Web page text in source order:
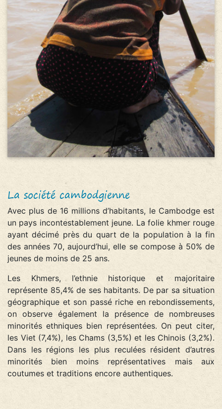
La société cambodgienne
Avec plus de 16 millions d’habitants, le Cambodge est
un pays incontestablement jeune. La folie khmer rouge
ayant décimé près du quart de la population à la fin
des années 70, aujourd’hui, elle se compose à 50% de
jeunes de moins de 25 ans.
Les Khmers, l’ethnie historique et majoritaire
représente 85,4% de ses habitants. De par sa situation
géographique et son passé riche en rebondissements,
on observe également la présence de nombreuses
minorités ethniques bien représentées. On peut citer,
les Viet (7,4%), les Chams (3,5%) et les Chinois (3,2%).
Dans les régions les plus reculées résident d’autres
minorités bien moins représentatives mais aux
coutumes et traditions encore authentiques.